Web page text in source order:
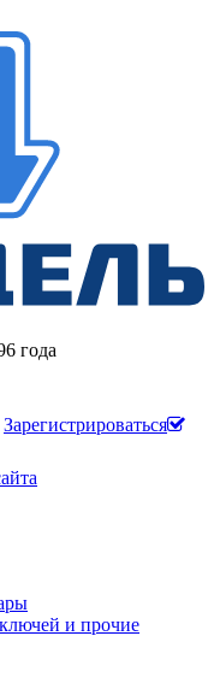
года
Зарегистрироваться
и прочие